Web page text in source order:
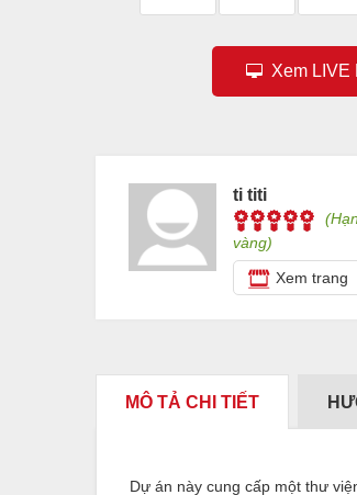
Xem LIVE
ti titi
vàng)
Xem trang
MÔ TẢ CHI TIẾT
Dự án này cung cấp một thư